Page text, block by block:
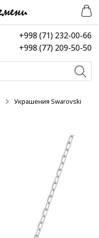
+998 (71) 232-00-66
+998 (77) 209-50-50
Украшения Swarovski